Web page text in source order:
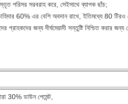
পরিসর সরবরাহ করে, সেইসাথে ব্যাপক ছাঁচ;
60% এর বেশি অবদান রাখে, ইতিমধ্যে 80 টিরও
জন্য দীর্ঘমেয়াদী সন্তুষ্টি নিশ্চিত করার জন্য
30% ডাউন পেমেন্ট,